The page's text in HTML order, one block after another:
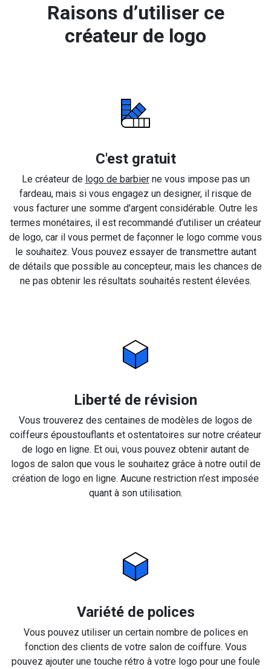
Raisons d’utiliser ce
créateur de logo
C'est gratuit
Le créateur de logo de barbierne vous impose pas un
fardeau, mais si vous engagez un designer, il risque de
vous facturer une somme d'argent considérable. Outre les
termes monétaires, il est recommandé d’utiliser un créateur
de logo, car il vous permet de façonner le logo comme vous
le souhaitez. Vous pouvez essayer de transmettre autant
de détails que possible au concepteur, mais les chances de
ne pas obtenir les résultats souhaités restent élevées.
Liberté de révision
Vous trouverez des centaines de modèles de logos de
coiffeurs époustouflants et ostentatoires sur notre créateur
de logo en ligne. Et oui, vous pouvez obtenir autant de
logos de salon que vous le souhaitez grâce à notre outil de
création de logo en ligne. Aucune restriction n’est imposée
quant à son utilisation.
Variété de polices
Vous pouvez utiliser un certain nombre de polices en
fonction des clients de votre salon de coiffure. Vous
pouvez ajouter une touche rétro à votre logo pour une foule